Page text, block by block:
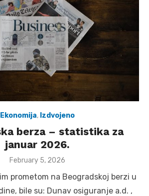
Ekonomija, Izdvojeno
berza – statistika za
januar 2026.
Posted
February 5, 2026
prometom na Beogradskoj berzi u
bile su: Dunav osiguranje a.d. ,